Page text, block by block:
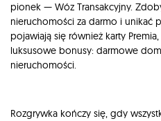
pionek — Wóz Transakcyjny.
nieruchomości za darmo i unikać
pojawiają się również karty
luksusowe bonusy: darmowe
nieruchomości.
Rozgrywka kończy się, gdy